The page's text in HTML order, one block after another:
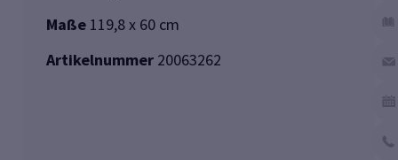
Maße 119,8 x 60 cm
Artikelnummer 20063262